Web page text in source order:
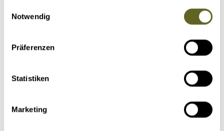
Notwendig
Präferenzen
Statistiken
Marketing